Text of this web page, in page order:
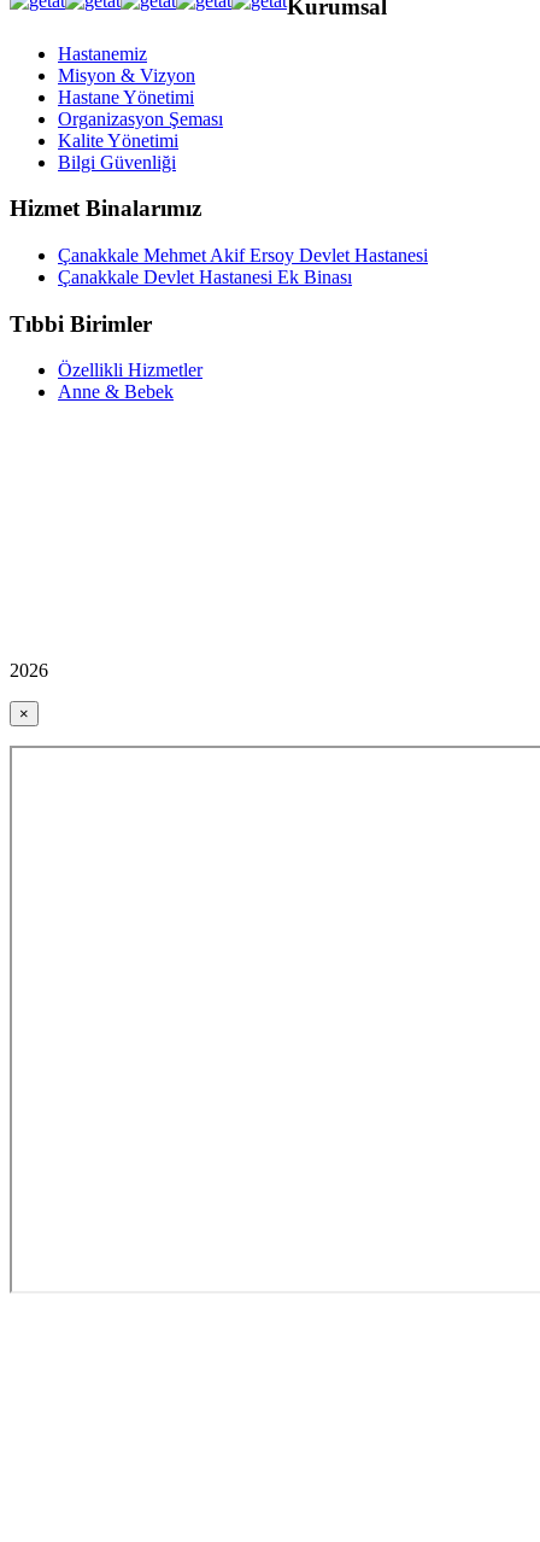
Kurumsal
Hastanemiz
Misyon & Vizyon
Hastane Yönetimi
Organizasyon Şeması
Kalite Yönetimi
Bilgi Güvenliği
Hizmet Binalarımız
Çanakkale Mehmet Akif Ersoy Devlet Hastanesi
Çanakkale Devlet Hastanesi Ek Binası
Tıbbi Birimler
Özellikli Hizmetler
Anne & Bebek
2026
×